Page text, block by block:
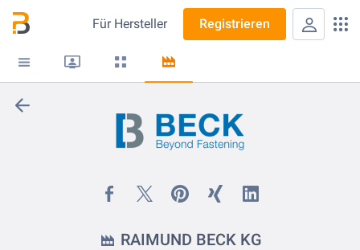
Für Hersteller Registrieren
RAIMUND BECK KG